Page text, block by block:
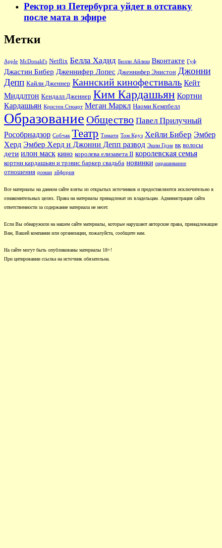
Ректор из Петербурга уйдет в отставку
после мата в эфире
Метки
Apple McDonald's Netflix Белла Хадид Билли Айлиш Вконтакте Гуф
Джастин Бибер Дженнифер Лопес Дженнифер Энистон Джонни
Депп Кайли Дженнер Каннский кинофестиваль Кейт
Миддлтон Кендалл Дженнер Ким Кардашьян Кортни
Кардашьян Кристен Стюарт Меган Маркл Наоми Кемпбелл
Образование Общество Павел Прилучный
Рособрнадзор Собчак Театр Тимати Том Круз Хейли Бибер Эмбер
Херд Эмбер Херд и Джонни Депп развод Эшли Грэм вк волосы
дети илон маск кино королева елизавета II королевская семья
кортни кардашьян и трэвис баркер свадьба новинки окрашивание
отношения роман эйфория
Все материалы на данном сайте взяты из открытых источников и предоставляются исключительно в
ознакомительных целях. Права на материалы принадлежат их владельцам. Администрация сайта
ответственности за содержание материала не несет.
Если Вы обнаружили на нашем сайте материалы, которые нарушают авторские права, принадлежащие
Вам, Вашей компании или организации, пожалуйста, сообщите нам.
На сайте могут быть опубликованы материалы 18+!
При цитировании ссылка на источник обязательна.